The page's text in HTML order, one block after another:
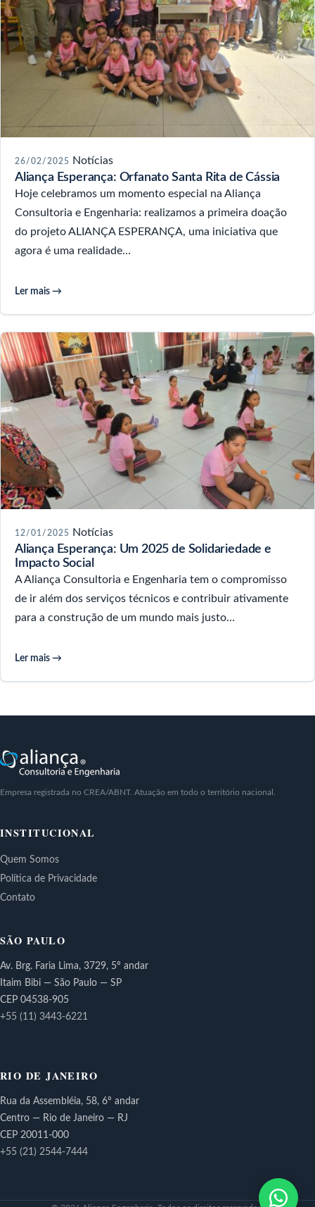
26/02/2025 Notícias
Aliança Esperança: Orfanato Santa Rita de Cássia
Hoje celebramos um momento especial na Aliança
Consultoria e Engenharia: realizamos a primeira doação
do projeto ALIANÇA ESPERANÇA, uma iniciativa que
agora é uma realidade…
Ler mais →
12/01/2025 Notícias
Aliança Esperança: Um 2025 de Solidariedade e
Impacto Social
A Aliança Consultoria e Engenharia tem o compromisso
de ir além dos serviços técnicos e contribuir ativamente
para a construção de um mundo mais justo…
Ler mais →
Empresa registrada no CREA/ABNT. Atuação em todo o território nacional.
INSTITUCIONAL
Quem Somos
Política de Privacidade
Contato
SÃO PAULO
Av. Brg. Faria Lima, 3729, 5º andar
Itaim Bibi — São Paulo — SP
CEP 04538-905
+55 (11) 3443-6221
RIO DE JANEIRO
Rua da Assembléia, 58, 6º andar
Centro — Rio de Janeiro — RJ
CEP 20011-000
+55 (21) 2544-7444